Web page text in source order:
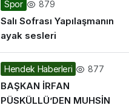
Spor 879
Salı Sofrası Yapılaşmanın
ayak sesleri
Hendek Haberleri 877
BAŞKAN İRFAN
PÜSKÜLLÜ’DEN MUHSİN